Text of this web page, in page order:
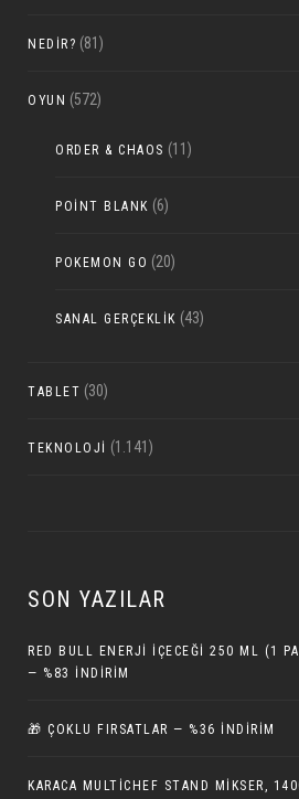
NEDIR? (81)
OYUN (572)
ORDER & CHAOS (11)
POINT BLANK (6)
POKEMON GO (20)
SANAL GERÇEKLIK (43)
TABLET (30)
TEKNOLOJI (1.141)
SON YAZILAR
RED BULL ENERJI İÇECEĞI 250 ML (1
— %83 İNDIRIM
🎁 ÇOKLU FIRSATLAR — %36 İNDIRIM
KARACA MULTICHEF STAND MIKSER,